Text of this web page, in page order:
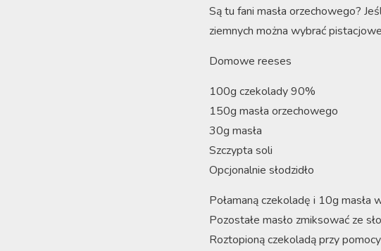
Są tu fani masła orzechowego?
ziemnych można wybrać
Domowe reeses
100g czekolady 90%
150g masła orzechowego
30g masła
Szczypta soli
Opcjonalnie słodzidło
Połamaną czekoladę i 10g masła
Pozostałe masło zmiksować ze
Roztopioną czekoladą przy